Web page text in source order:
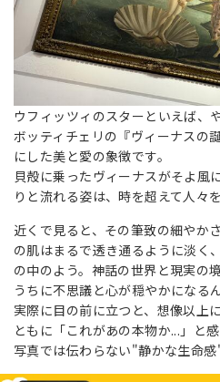
ウフィッツィのスターといえば、
ボッティチェリの『ヴィーナスの
にした美と愛の象徴です。
貝殻に乗ったヴィーナスがそよ風
りと流れる姿は、時を超えて人々
近くで見ると、その筆致の細やか
の肌はまるで透き通るように淡く
の中のよう。神話の世界と現実の
うちに不思議と心が穏やかになるん
実際に目の前に立つと、想像以上
ともに「これがあの本物か...」と感
写真では伝わらない"静かな生命感